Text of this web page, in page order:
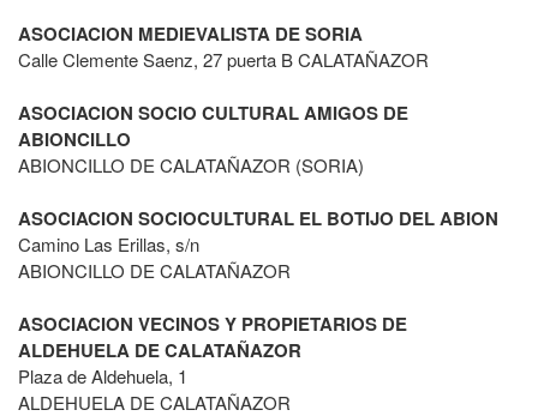
ASOCIACION MEDIEVALISTA DE SORIA
Calle Clemente Saenz, 27 puerta B CALATAÑAZOR
ASOCIACION SOCIO CULTURAL AMIGOS DE
ABIONCILLO
ABIONCILLO DE CALATAÑAZOR (SORIA)
ASOCIACION SOCIOCULTURAL EL BOTIJO DEL ABION
Camino Las Erillas, s/n
ABIONCILLO DE CALATAÑAZOR
ASOCIACION VECINOS Y PROPIETARIOS DE
ALDEHUELA DE CALATAÑAZOR
Plaza de Aldehuela, 1
ALDEHUELA DE CALATAÑAZOR